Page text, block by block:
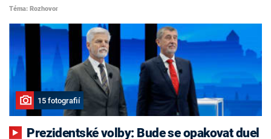
Téma: Rozhovor
15 fotografií